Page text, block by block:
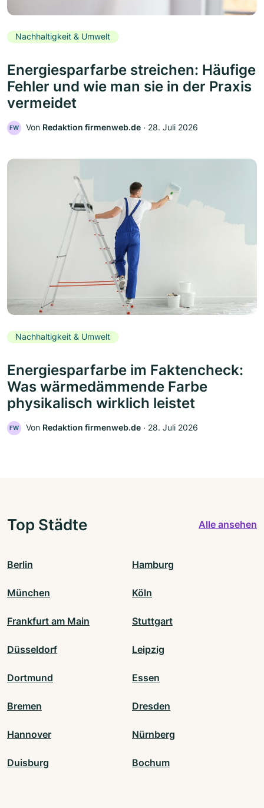
Nachhaltigkeit & Umwelt
Energiesparfarbe streichen: Häufige
Fehler und wie man sie in der Praxis
vermeidet
FW Von Redaktion firmenweb.de ‧ 28. Juli 2026
Nachhaltigkeit & Umwelt
Energiesparfarbe im Faktencheck:
Was wärmedämmende Farbe
physikalisch wirklich leistet
FW Von Redaktion firmenweb.de ‧ 28. Juli 2026
Top Städte Alle ansehen
Berlin Hamburg
München Köln
Frankfurt am Main Stuttgart
Düsseldorf Leipzig
Dortmund Essen
Bremen Dresden
Hannover Nürnberg
Duisburg Bochum